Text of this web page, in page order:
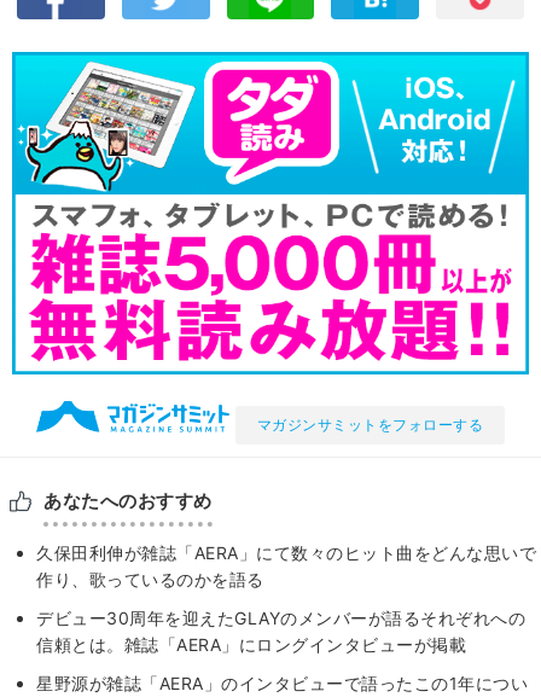
マガジンサミットをフォローする
あなたへのおすすめ
久保田利伸が雑誌「AERA」にて数々のヒット曲をどんな思いで
作り、歌っているのかを語る
デビュー30周年を迎えたGLAYのメンバーが語るそれぞれへの
信頼とは。雑誌「AERA」にロングインタビューが掲載
星野源が雑誌「AERA」のインタビューで語ったこの1年につい